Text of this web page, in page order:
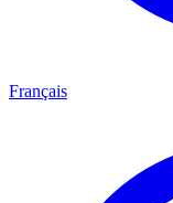
Français